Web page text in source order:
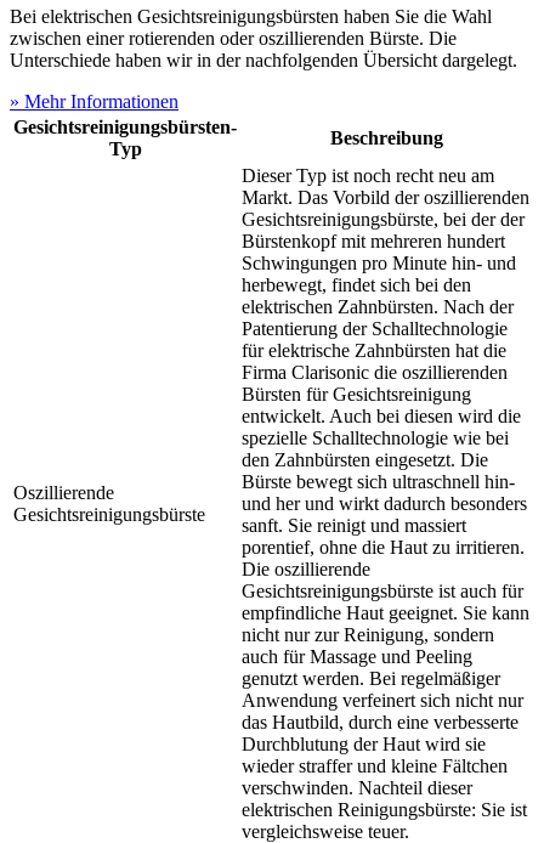
Bei elektrischen Gesichtsreinigungsbürsten haben Sie die Wahl
zwischen einer rotierenden oder oszillierenden Bürste. Die
Unterschiede haben wir in der nachfolgenden Übersicht dargelegt.
» Mehr Informationen
Gesichtsreinigungsbürsten-
Typ
Beschreibung
Oszillierende
Gesichtsreinigungsbürste
Dieser Typ ist noch recht neu am
Markt. Das Vorbild der oszillierenden
Gesichtsreinigungsbürste, bei der der
Bürstenkopf mit mehreren hundert
Schwingungen pro Minute hin- und
herbewegt, findet sich bei den
elektrischen Zahnbürsten. Nach der
Patentierung der Schalltechnologie
für elektrische Zahnbürsten hat die
Firma Clarisonic die oszillierenden
Bürsten für Gesichtsreinigung
entwickelt. Auch bei diesen wird die
spezielle Schalltechnologie wie bei
den Zahnbürsten eingesetzt. Die
Bürste bewegt sich ultraschnell hin-
und her und wirkt dadurch besonders
sanft. Sie reinigt und massiert
porentief, ohne die Haut zu irritieren.
Die oszillierende
Gesichtsreinigungsbürste ist auch für
empfindliche Haut geeignet. Sie kann
nicht nur zur Reinigung, sondern
auch für Massage und Peeling
genutzt werden. Bei regelmäßiger
Anwendung verfeinert sich nicht nur
das Hautbild, durch eine verbesserte
Durchblutung der Haut wird sie
wieder straffer und kleine Fältchen
verschwinden. Nachteil dieser
elektrischen Reinigungsbürste: Sie ist
vergleichsweise teuer.